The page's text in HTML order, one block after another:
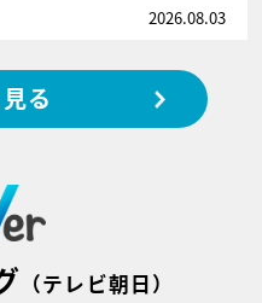
2026.08.03
る
（テレビ朝日）